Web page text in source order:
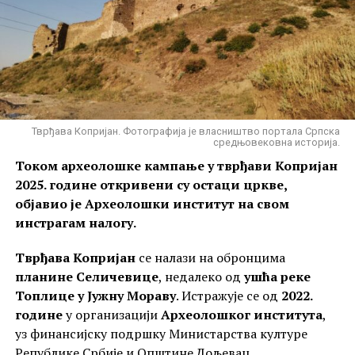
Тврђава Копријан. Фотографија је власништво портала Српска
средњовековна историја.
Током археолошке кампање у тврђави Копријан
2025. године откривени су остаци цркве,
објавио је Археолошки институт на свом
инстрагам налогу.
Тврђава Копријансе налази на обронцима
планине Селичевице, недалеко одушћа реке
Топлице у Јужну Мораву. Истражује се од 2022.
годинеу организацијиАрхеолошког института,
уз финансијску подршку Министарства културе